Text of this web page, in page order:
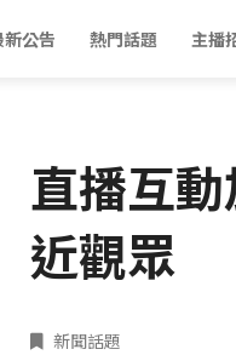
新公告 熱門話題 主播
直播互
近觀眾
新聞話題